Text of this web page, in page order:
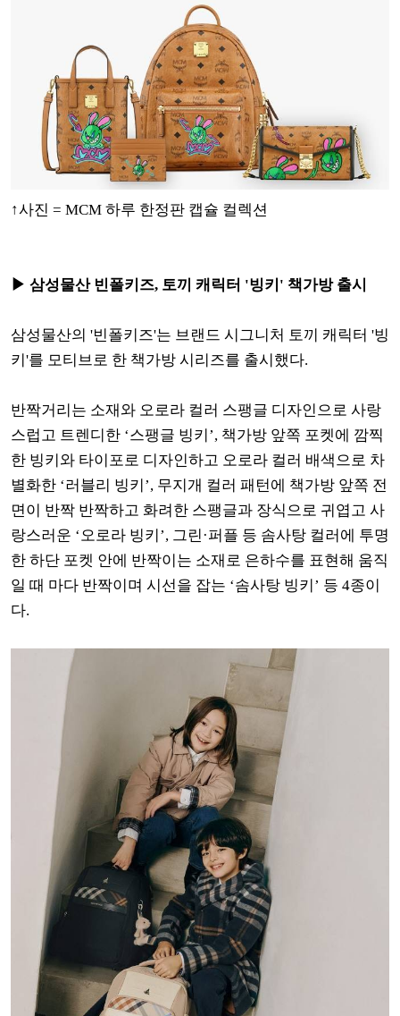
↑사진 = MCM 하루 한정판 캡슐 컬렉션
▶ 삼성물산 빈폴키즈, 토끼 캐릭터 '빙키' 책가방 출시
삼성물산의 '빈폴키즈'는 브랜드 시그니처 토끼 캐릭터 '빙
키'를 모티브로 한 책가방 시리즈를 출시했다.
반짝거리는 소재와 오로라 컬러 스팽글 디자인으로 사랑
스럽고 트렌디한 ‘스팽글 빙키’, 책가방 앞쪽 포켓에 깜찍
한 빙키와 타이포로 디자인하고 오로라 컬러 배색으로 차
별화한 ‘러블리 빙키’, 무지개 컬러 패턴에 책가방 앞쪽 전
면이 반짝 반짝하고 화려한 스팽글과 장식으로 귀엽고 사
랑스러운 ‘오로라 빙키’, 그린·퍼플 등 솜사탕 컬러에 투명
한 하단 포켓 안에 반짝이는 소재로 은하수를 표현해 움직
일 때 마다 반짝이며 시선을 잡는 ‘솜사탕 빙키’ 등 4종이
다.